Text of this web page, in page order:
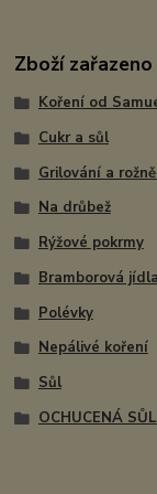
Zboží
Koření od
Cukr a sůl
Grilování a
Na drůbež
Rýžové pokrmy
Bramborová jídla
Polévky
Nepálivé koření
Sůl
OCHUCENÁ SŮL